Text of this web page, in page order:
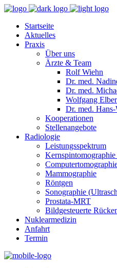
Start­seite
Aktuelles
Prax­is
Über uns
Ärzte & Team
Rolf Wiehn
Dr. med.
Dr. med.
Wolf­gang
Dr. med. Hans-
Koop­er­a­tio­nen
Stel­lenange­bote
Radi­olo­gie
Leis­tungsspek­trum
Mam­mo­gra­phie
Rönt­gen
Sono­gra­phie
Prosta­ta-MRT
Bildges­teuerte
Nuk­learmedi­zin
Anfahrt
Ter­min